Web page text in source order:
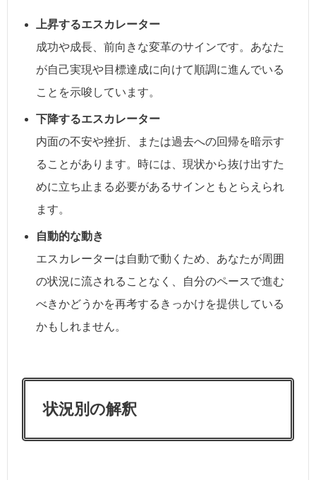
上昇するエスカレーター
成功や成長、前向きな変革のサインです。あなた
が自己実現や目標達成に向けて順調に進んでいる
ことを示唆しています。
下降するエスカレーター
内面の不安や挫折、または過去への回帰を暗示す
ることがあります。時には、現状から抜け出すた
めに立ち止まる必要があるサインともとらえられ
ます。
自動的な動き
エスカレーターは自動で動くため、あなたが周囲
の状況に流されることなく、自分のペースで進む
べきかどうかを再考するきっかけを提供している
かもしれません。
状況別の解釈